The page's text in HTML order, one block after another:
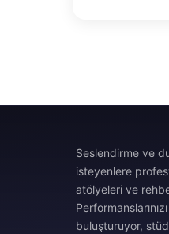
Seslendirme ve
isteyenlere
atölyeleri ve
buluşturuyor,